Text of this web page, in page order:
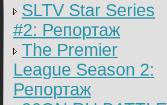
SLTV Star Series
#2: Репортаж
The Premier
League Season 2:
Репортаж